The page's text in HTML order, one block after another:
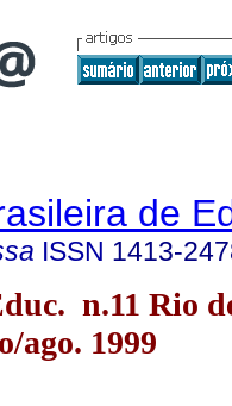
de
ISSN 1413-
n.11 Rio
ago. 1999